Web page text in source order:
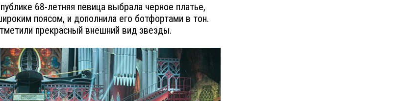
68-летняя певица выбрала черное платье,
поясом, и дополнила его ботфортами в тон.
прекрасный внешний вид звезды.